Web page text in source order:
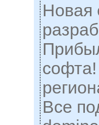
Новая
Все